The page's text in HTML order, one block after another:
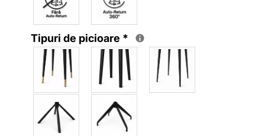
Tipuri de picioare *